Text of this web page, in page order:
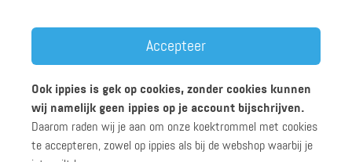
Werken bij ippies Zakelijk
Algemene voorwaarden
Accepteer
Ook ippies is gek op cookies, zonder cookies kunnen
wij namelijk geen ippies op je account bijschrijven.
Daarom raden wij je aan om onze koektrommel met cookies
te accepteren, zowel op ippies als bij de webshop waarbij je